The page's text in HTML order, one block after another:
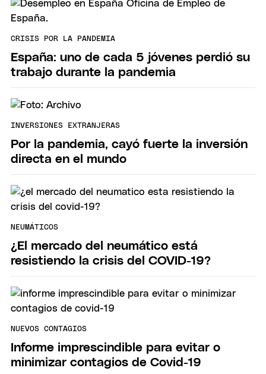
CRISIS POR LA PANDEMIA
España: uno de cada 5 jóvenes perdió su
trabajo durante la pandemia
INVERSIONES EXTRANJERAS
Por la pandemia, cayó fuerte la inversión
directa en el mundo
NEUMÁTICOS
¿El mercado del neumático está
resistiendo la crisis del COVID-19?
NUEVOS CONTAGIOS
Informe imprescindible para evitar o
minimizar contagios de Covid-19